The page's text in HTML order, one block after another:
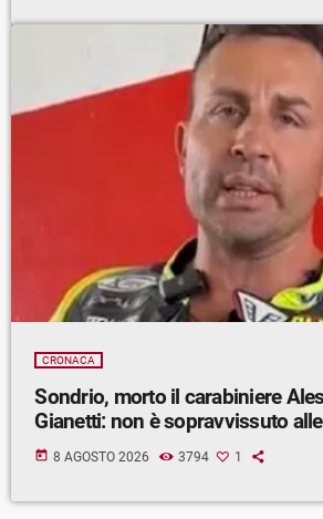
CRONACA
Sondrio, morto il carabiniere
Gianetti: non è sopravvissuto
today 8 AGOSTO 2026 3794 1